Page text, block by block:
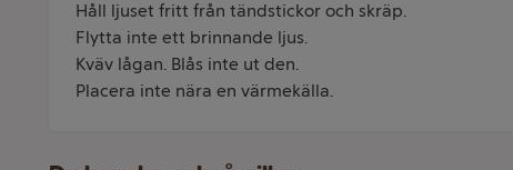
Håll ljuset fritt från tändstickor och skräp.
Flytta inte ett brinnande ljus.
Kväv lågan. Blås inte ut den.
Placera inte nära en värmekälla.